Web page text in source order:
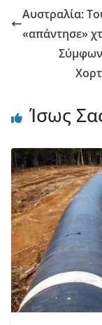
Αυστραλία:
«απάντησε»
Ίσως